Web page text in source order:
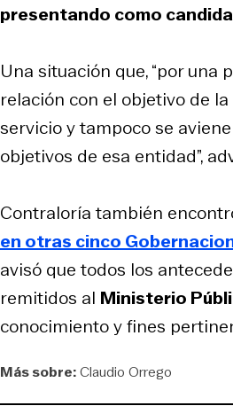
presentando como
Una situación que, “por una
relación con el objetivo de
servicio y tampoco se
objetivos de esa entidad”,
Contraloría también
en otras cinco
avisó que todos los
remitidos al Ministerio
conocimiento y fines
Más sobre:Claudio Orrego